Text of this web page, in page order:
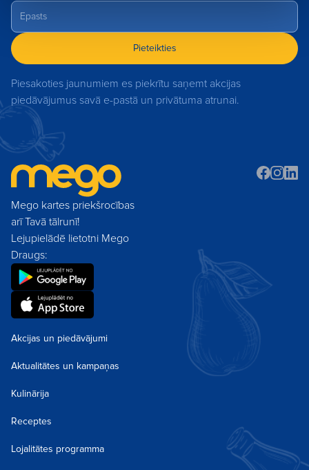
Pieteikties
Piesakoties jaunumiem es piekrītu saņemt akcijas
piedāvājumus savā e-pastā un privātuma atrunai.
Mego kartes priekšrocības
arī Tavā tālrunī!
Lejupielādē lietotni Mego
Draugs:
Akcijas un piedāvājumi
Aktualitātes un kampaņas
Kulinārija
Receptes
Lojalitātes programma